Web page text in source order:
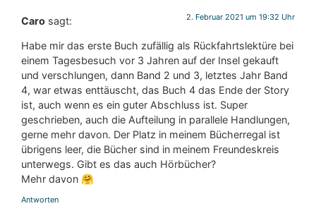
Caro sagt: 2. Februar 2021 um 19:32 Uhr
Habe mir das erste Buch zufällig als Rückfahrtslektüre bei
einem Tagesbesuch vor 3 Jahren auf der Insel gekauft
und verschlungen, dann Band 2 und 3, letztes Jahr Band
4, war etwas enttäuscht, das Buch 4 das Ende der Story
ist, auch wenn es ein guter Abschluss ist. Super
geschrieben, auch die Aufteilung in parallele Handlungen,
gerne mehr davon. Der Platz in meinem Bücherregal ist
übrigens leer, die Bücher sind in meinem Freundeskreis
unterwegs. Gibt es das auch Hörbücher?
Mehr davon 🤗
Antworten